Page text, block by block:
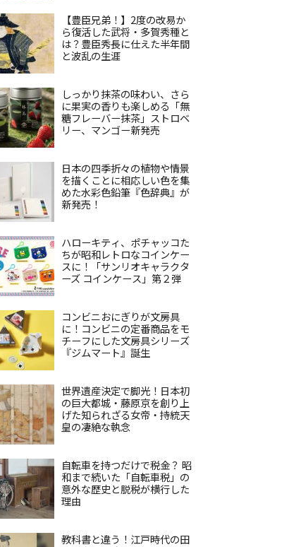
【豊臣兄弟！】2度の改易か
ら復活した武将・多賀秀種と
は？豊臣秀長に仕えた半年間
と波乱の生涯
しっかり抹茶の味わい、さら
に果実の香りも楽しめる「無
糖フレーバー抹茶」ストロベ
リー、マンゴー新発売
日本の四季折々の植物や情景
を描くことに相応しい色を集
めた水彩色鉛筆『色辞典』が
新発売！
ハローキティ、ポチャッコた
ちが昭和レトロなコインケー
スに！「サンリオキャラクタ
ーズ コインケース」第２弾
コンビニおにぎりが文房具
に！コンビニの定番商品をモ
チーフにした文房具シリーズ
『ジムマート』誕生
世界遺産決定で脚光！日本初
の巨大都城・藤原京を創り上
げた知られざる女帝・持統天
皇の凄絶な執念
自転車を持つだけで税金？ 昭
和まで続いた「自転車税」の
意外な歴史と脱税が横行した
理由
教科書と違う！江戸時代の田